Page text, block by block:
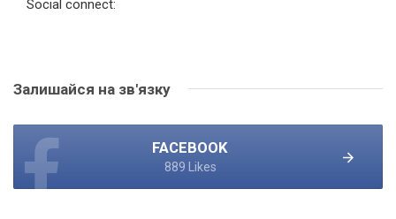
Social connect:
Залишайся на зв'язку
FACEBOOK
889 Likes